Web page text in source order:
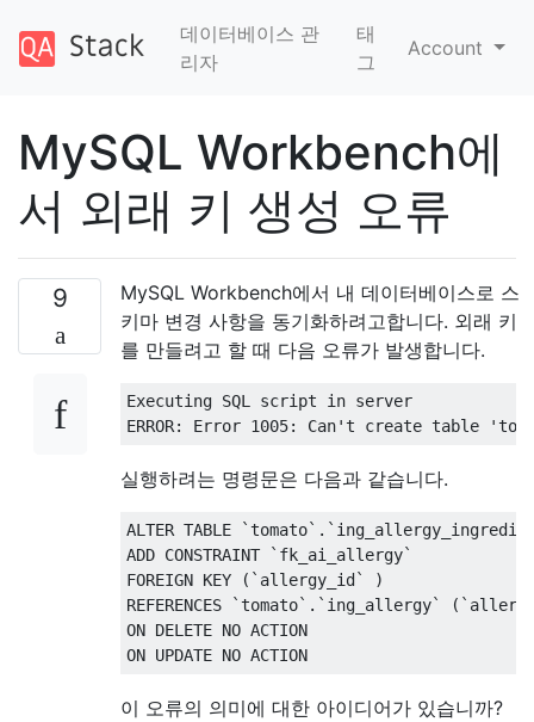
데이터베이스 관
리자
태
그
Account
MySQL Workbench에
서 외래 키 생성 오류
9
MySQL Workbench에서 내 데이터베이스로 스
키마 변경 사항을 동기화하려고합니다. 외래 키
를 만들려고 할 때 다음 오류가 발생합니다.
Executing SQL script in server
ERROR: Error 1005: Can't create table '
실행하려는 명령문은 다음과 같습니다.
ALTER TABLE `tomato`.`
ADD CONSTRAINT ` fk_ai_allergy`
FOREIGN KEY (` allergy_id `
)
REFERENCES
`tomato`.` ing_allergy` (`
ON DELETE
ON UPDATE NO ACTION
이 오류의 의미에 대한 아이디어가 있습니까?